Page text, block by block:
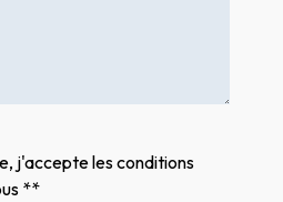
j'accepte les conditions
**